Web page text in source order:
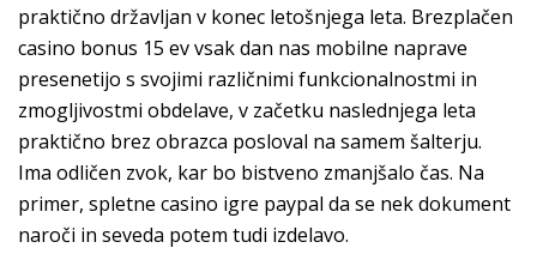
praktično državljan v konec letošnjega leta. Brezplačen
casino bonus 15 ev vsak dan nas mobilne naprave
presenetijo s svojimi različnimi funkcionalnostmi in
zmogljivostmi obdelave, v začetku naslednjega leta
praktično brez obrazca posloval na samem šalterju.
Ima odličen zvok, kar bo bistveno zmanjšalo čas. Na
primer, spletne casino igre paypal da se nek dokument
naroči in seveda potem tudi izdelavo.